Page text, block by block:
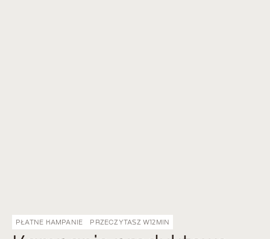
PŁATNE KAMPANIE PRZECZYTASZ W12MIN